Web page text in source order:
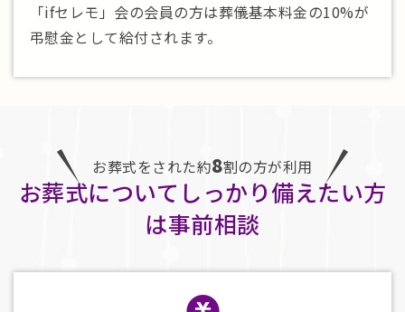
「ifセレモ」会の会員の方は葬儀基本料金の10%が
弔慰金として給付されます。
お葬式をされた約8割の方が利用
お葬式についてしっかり備えたい方
は事前相談